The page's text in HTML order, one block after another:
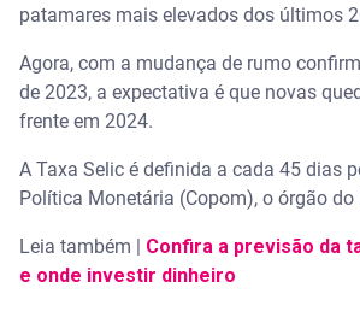
patamares mais elevados dos últimos
Agora, com a mudança de rumo
de 2023, a expectativa é que novas
frente em 2024.
A Taxa Selic é definida a cada 45 dias
Política Monetária (Copom), o órgão do
Leia também | Confira a previsão da
e onde investir dinheiro